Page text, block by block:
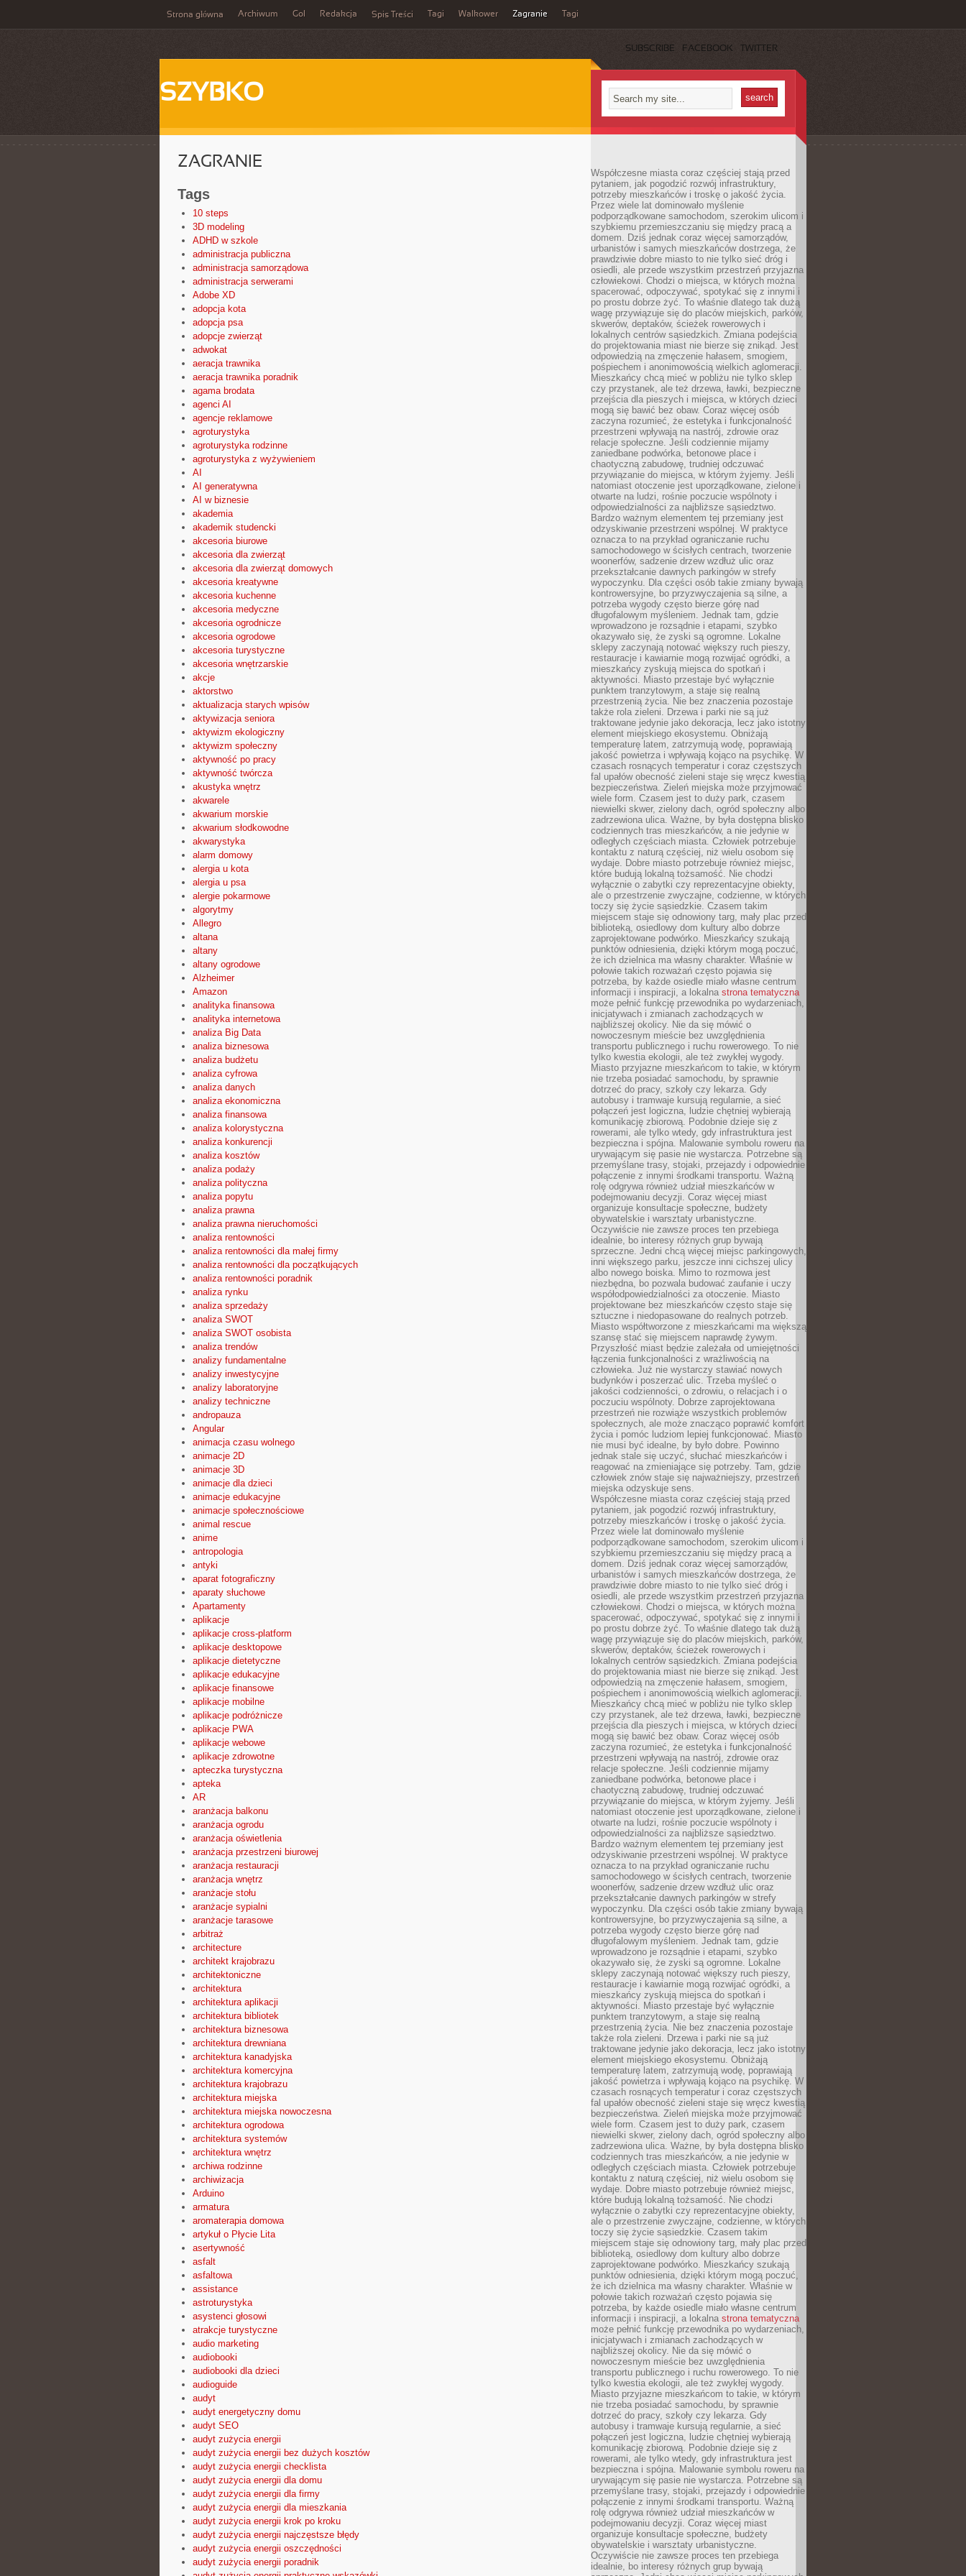
Strona główna Archiwum Gol Redakcja Spis Treści Tagi Walkower Zagranie Tagi
SUBSCRIBE FACEBOOK TWITTER
SZYBKO
ZAGRANIE
Tags
10 steps
3D modeling
ADHD w szkole
administracja publiczna
administracja samorządowa
administracja serwerami
Adobe XD
adopcja kota
adopcja psa
adopcje zwierząt
adwokat
aeracja trawnika
aeracja trawnika poradnik
agama brodata
agenci AI
agencje reklamowe
agroturystyka
agroturystyka rodzinne
agroturystyka z wyżywieniem
AI
AI generatywna
AI w biznesie
akademia
akademik studencki
akcesoria biurowe
akcesoria dla zwierząt
akcesoria dla zwierząt domowych
akcesoria kreatywne
akcesoria kuchenne
akcesoria medyczne
akcesoria ogrodnicze
akcesoria ogrodowe
akcesoria turystyczne
akcesoria wnętrzarskie
akcje
aktorstwo
aktualizacja starych wpisów
aktywizacja seniora
aktywizm ekologiczny
aktywizm społeczny
aktywność po pracy
aktywność twórcza
akustyka wnętrz
akwarele
akwarium morskie
akwarium słodkowodne
akwarystyka
alarm domowy
alergia u kota
alergia u psa
alergie pokarmowe
algorytmy
Allegro
altana
altany
altany ogrodowe
Alzheimer
Amazon
analityka finansowa
analityka internetowa
analiza Big Data
analiza biznesowa
analiza budżetu
analiza cyfrowa
analiza danych
analiza ekonomiczna
analiza finansowa
analiza kolorystyczna
analiza konkurencji
analiza kosztów
analiza podaży
analiza polityczna
analiza popytu
analiza prawna
analiza prawna nieruchomości
analiza rentowności
analiza rentowności dla małej firmy
analiza rentowności dla początkujących
analiza rentowności poradnik
analiza rynku
analiza sprzedaży
analiza SWOT
analiza SWOT osobista
analiza trendów
analizy fundamentalne
analizy inwestycyjne
analizy laboratoryjne
analizy techniczne
andropauza
Angular
animacja czasu wolnego
animacje 2D
animacje 3D
animacje dla dzieci
animacje edukacyjne
animacje społecznościowe
animal rescue
anime
antropologia
antyki
aparat fotograficzny
aparaty słuchowe
Apartamenty
aplikacje
aplikacje cross-platform
aplikacje desktopowe
aplikacje dietetyczne
aplikacje edukacyjne
aplikacje finansowe
aplikacje mobilne
aplikacje podróżnicze
aplikacje PWA
aplikacje webowe
aplikacje zdrowotne
apteczka turystyczna
apteka
AR
aranżacja balkonu
aranżacja ogrodu
aranżacja oświetlenia
aranżacja przestrzeni biurowej
aranżacja restauracji
aranżacja wnętrz
aranżacje stołu
aranżacje sypialni
aranżacje tarasowe
arbitraż
architecture
architekt krajobrazu
architektoniczne
architektura
architektura aplikacji
architektura bibliotek
architektura biznesowa
architektura drewniana
architektura kanadyjska
architektura komercyjna
architektura krajobrazu
architektura miejska
architektura miejska nowoczesna
architektura ogrodowa
architektura systemów
architektura wnętrz
archiwa rodzinne
archiwizacja
Arduino
armatura
aromaterapia domowa
artykuł o Płycie Lita
asertywność
asfalt
asfaltowa
assistance
astroturystyka
asystenci głosowi
atrakcje turystyczne
audio marketing
audiobooki
audiobooki dla dzieci
audioguide
audyt
audyt energetyczny domu
audyt SEO
audyt zużycia energii
audyt zużycia energii bez dużych kosztów
audyt zużycia energii checklista
audyt zużycia energii dla domu
audyt zużycia energii dla firmy
audyt zużycia energii dla mieszkania
audyt zużycia energii krok po kroku
audyt zużycia energii najczęstsze błędy
audyt zużycia energii oszczędności
audyt zużycia energii poradnik
Współczesne miasta coraz częściej stają przed
pytaniem, jak pogodzić rozwój infrastruktury,
potrzeby mieszkańców i troskę o jakość życia.
Przez wiele lat dominowało myślenie
podporządkowane samochodom, szerokim ulicom i
szybkiemu przemieszczaniu się między pracą a
domem. Dziś jednak coraz więcej samorządów,
urbanistów i samych mieszkańców dostrzega, że
prawdziwie dobre miasto to nie tylko sieć dróg i
osiedli, ale przede wszystkim przestrzeń przyjazna
człowiekowi. Chodzi o miejsca, w których można
spacerować, odpoczywać, spotykać się z innymi i
po prostu dobrze żyć. To właśnie dlatego tak dużą
wagę przywiązuje się do placów miejskich, parków,
skwerów, deptaków, ścieżek rowerowych i
lokalnych centrów sąsiedzkich. Zmiana podejścia
do projektowania miast nie bierze się znikąd. Jest
odpowiedzią na zmęczenie hałasem, smogiem,
pośpiechem i anonimowością wielkich aglomeracji.
Mieszkańcy chcą mieć w pobliżu nie tylko sklep
czy przystanek, ale też drzewa, ławki, bezpieczne
przejścia dla pieszych i miejsca, w których dzieci
mogą się bawić bez obaw. Coraz więcej osób
zaczyna rozumieć, że estetyka i funkcjonalność
przestrzeni wpływają na nastrój, zdrowie oraz
relacje społeczne. Jeśli codziennie mijamy
zaniedbane podwórka, betonowe place i
chaotyczną zabudowę, trudniej odczuwać
przywiązanie do miejsca, w którym żyjemy. Jeśli
natomiast otoczenie jest uporządkowane, zielone i
otwarte na ludzi, rośnie poczucie wspólnoty i
odpowiedzialności za najbliższe sąsiedztwo.
Bardzo ważnym elementem tej przemiany jest
odzyskiwanie przestrzeni wspólnej. W praktyce
oznacza to na przykład ograniczanie ruchu
samochodowego w ścisłych centrach, tworzenie
woonerfów, sadzenie drzew wzdłuż ulic oraz
przekształcanie dawnych parkingów w strefy
wypoczynku. Dla części osób takie zmiany bywają
kontrowersyjne, bo przyzwyczajenia są silne, a
potrzeba wygody często bierze górę nad
długofalowym myśleniem. Jednak tam, gdzie
wprowadzono je rozsądnie i etapami, szybko
okazywało się, że zyski są ogromne. Lokalne
sklepy zaczynają notować większy ruch pieszy,
restauracje i kawiarnie mogą rozwijać ogródki, a
mieszkańcy zyskują miejsca do spotkań i
aktywności. Miasto przestaje być wyłącznie
punktem tranzytowym, a staje się realną
przestrzenią życia. Nie bez znaczenia pozostaje
także rola zieleni. Drzewa i parki nie są już
traktowane jedynie jako dekoracja, lecz jako istotny
element miejskiego ekosystemu. Obniżają
temperaturę latem, zatrzymują wodę, poprawiają
jakość powietrza i wpływają kojąco na psychikę. W
czasach rosnących temperatur i coraz częstszych
fal upałów obecność zieleni staje się wręcz kwestią
bezpieczeństwa. Zieleń miejska może przyjmować
wiele form. Czasem jest to duży park, czasem
niewielki skwer, zielony dach, ogród społeczny albo
zadrzewiona ulica. Ważne, by była dostępna blisko
codziennych tras mieszkańców, a nie jedynie w
odległych częściach miasta. Człowiek potrzebuje
kontaktu z naturą częściej, niż wielu osobom się
wydaje. Dobre miasto potrzebuje również miejsc,
które budują lokalną tożsamość. Nie chodzi
wyłącznie o zabytki czy reprezentacyjne obiekty,
ale o przestrzenie zwyczajne, codzienne, w których
toczy się życie sąsiedzkie. Czasem takim
miejscem staje się odnowiony targ, mały plac przed
biblioteką, osiedlowy dom kultury albo dobrze
zaprojektowane podwórko. Mieszkańcy szukają
punktów odniesienia, dzięki którym mogą poczuć,
że ich dzielnica ma własny charakter. Właśnie w
połowie takich rozważań często pojawia się
potrzeba, by każde osiedle miało własne centrum
informacji i inspiracji, a lokalna strona tematyczna
może pełnić funkcję przewodnika po wydarzeniach,
inicjatywach i zmianach zachodzących w
najbliższej okolicy. Nie da się mówić o
nowoczesnym mieście bez uwzględnienia
transportu publicznego i ruchu rowerowego. To nie
tylko kwestia ekologii, ale też zwykłej wygody.
Miasto przyjazne mieszkańcom to takie, w którym
nie trzeba posiadać samochodu, by sprawnie
dotrzeć do pracy, szkoły czy lekarza. Gdy
autobusy i tramwaje kursują regularnie, a sieć
połączeń jest logiczna, ludzie chętniej wybierają
komunikację zbiorową. Podobnie dzieje się z
rowerami, ale tylko wtedy, gdy infrastruktura jest
bezpieczna i spójna. Malowanie symbolu roweru na
urywającym się pasie nie wystarcza. Potrzebne są
przemyślane trasy, stojaki, przejazdy i odpowiednie
połączenie z innymi środkami transportu. Ważną
rolę odgrywa również udział mieszkańców w
podejmowaniu decyzji. Coraz więcej miast
organizuje konsultacje społeczne, budżety
obywatelskie i warsztaty urbanistyczne.
Oczywiście nie zawsze proces ten przebiega
idealnie, bo interesy różnych grup bywają
sprzeczne. Jedni chcą więcej miejsc parkingowych,
inni większego parku, jeszcze inni cichszej ulicy
albo nowego boiska. Mimo to rozmowa jest
niezbędna, bo pozwala budować zaufanie i uczy
współodpowiedzialności za otoczenie. Miasto
projektowane bez mieszkańców często staje się
sztuczne i niedopasowane do realnych potrzeb.
Miasto współtworzone z mieszkańcami ma większą
szansę stać się miejscem naprawdę żywym.
Przyszłość miast będzie zależała od umiejętności
łączenia funkcjonalności z wrażliwością na
człowieka. Już nie wystarczy stawiać nowych
budynków i poszerzać ulic. Trzeba myśleć o
jakości codzienności, o zdrowiu, o relacjach i o
poczuciu wspólnoty. Dobrze zaprojektowana
przestrzeń nie rozwiąże wszystkich problemów
społecznych, ale może znacząco poprawić komfort
życia i pomóc ludziom lepiej funkcjonować. Miasto
nie musi być idealne, by było dobre. Powinno
jednak stale się uczyć, słuchać mieszkańców i
reagować na zmieniające się potrzeby. Tam, gdzie
człowiek znów staje się najważniejszy, przestrzeń
miejska odzyskuje sens.
Współczesne miasta coraz częściej stają przed
pytaniem, jak pogodzić rozwój infrastruktury,
potrzeby mieszkańców i troskę o jakość życia.
Przez wiele lat dominowało myślenie
podporządkowane samochodom, szerokim ulicom i
szybkiemu przemieszczaniu się między pracą a
domem. Dziś jednak coraz więcej samorządów,
urbanistów i samych mieszkańców dostrzega, że
prawdziwie dobre miasto to nie tylko sieć dróg i
osiedli, ale przede wszystkim przestrzeń przyjazna
człowiekowi. Chodzi o miejsca, w których można
spacerować, odpoczywać, spotykać się z innymi i
po prostu dobrze żyć. To właśnie dlatego tak dużą
wagę przywiązuje się do placów miejskich, parków,
skwerów, deptaków, ścieżek rowerowych i
lokalnych centrów sąsiedzkich. Zmiana podejścia
do projektowania miast nie bierze się znikąd. Jest
odpowiedzią na zmęczenie hałasem, smogiem,
pośpiechem i anonimowością wielkich aglomeracji.
Mieszkańcy chcą mieć w pobliżu nie tylko sklep
czy przystanek, ale też drzewa, ławki, bezpieczne
przejścia dla pieszych i miejsca, w których dzieci
mogą się bawić bez obaw. Coraz więcej osób
zaczyna rozumieć, że estetyka i funkcjonalność
przestrzeni wpływają na nastrój, zdrowie oraz
relacje społeczne. Jeśli codziennie mijamy
zaniedbane podwórka, betonowe place i
chaotyczną zabudowę, trudniej odczuwać
przywiązanie do miejsca, w którym żyjemy. Jeśli
natomiast otoczenie jest uporządkowane, zielone i
otwarte na ludzi, rośnie poczucie wspólnoty i
odpowiedzialności za najbliższe sąsiedztwo.
Bardzo ważnym elementem tej przemiany jest
odzyskiwanie przestrzeni wspólnej. W praktyce
oznacza to na przykład ograniczanie ruchu
samochodowego w ścisłych centrach, tworzenie
woonerfów, sadzenie drzew wzdłuż ulic oraz
przekształcanie dawnych parkingów w strefy
wypoczynku. Dla części osób takie zmiany bywają
kontrowersyjne, bo przyzwyczajenia są silne, a
potrzeba wygody często bierze górę nad
długofalowym myśleniem. Jednak tam, gdzie
wprowadzono je rozsądnie i etapami, szybko
okazywało się, że zyski są ogromne. Lokalne
sklepy zaczynają notować większy ruch pieszy,
restauracje i kawiarnie mogą rozwijać ogródki, a
mieszkańcy zyskują miejsca do spotkań i
aktywności. Miasto przestaje być wyłącznie
punktem tranzytowym, a staje się realną
przestrzenią życia. Nie bez znaczenia pozostaje
także rola zieleni. Drzewa i parki nie są już
traktowane jedynie jako dekoracja, lecz jako istotny
element miejskiego ekosystemu. Obniżają
temperaturę latem, zatrzymują wodę, poprawiają
jakość powietrza i wpływają kojąco na psychikę. W
czasach rosnących temperatur i coraz częstszych
fal upałów obecność zieleni staje się wręcz kwestią
bezpieczeństwa. Zieleń miejska może przyjmować
wiele form. Czasem jest to duży park, czasem
niewielki skwer, zielony dach, ogród społeczny albo
zadrzewiona ulica. Ważne, by była dostępna blisko
codziennych tras mieszkańców, a nie jedynie w
odległych częściach miasta. Człowiek potrzebuje
kontaktu z naturą częściej, niż wielu osobom się
wydaje. Dobre miasto potrzebuje również miejsc,
które budują lokalną tożsamość. Nie chodzi
wyłącznie o zabytki czy reprezentacyjne obiekty,
ale o przestrzenie zwyczajne, codzienne, w których
toczy się życie sąsiedzkie. Czasem takim
miejscem staje się odnowiony targ, mały plac przed
biblioteką, osiedlowy dom kultury albo dobrze
zaprojektowane podwórko. Mieszkańcy szukają
punktów odniesienia, dzięki którym mogą poczuć,
że ich dzielnica ma własny charakter. Właśnie w
połowie takich rozważań często pojawia się
potrzeba, by każde osiedle miało własne centrum
informacji i inspiracji, a lokalna strona tematyczna
może pełnić funkcję przewodnika po wydarzeniach,
inicjatywach i zmianach zachodzących w
najbliższej okolicy. Nie da się mówić o
nowoczesnym mieście bez uwzględnienia
transportu publicznego i ruchu rowerowego. To nie
tylko kwestia ekologii, ale też zwykłej wygody.
Miasto przyjazne mieszkańcom to takie, w którym
nie trzeba posiadać samochodu, by sprawnie
dotrzeć do pracy, szkoły czy lekarza. Gdy
autobusy i tramwaje kursują regularnie, a sieć
połączeń jest logiczna, ludzie chętniej wybierają
komunikację zbiorową. Podobnie dzieje się z
rowerami, ale tylko wtedy, gdy infrastruktura jest
bezpieczna i spójna. Malowanie symbolu roweru na
urywającym się pasie nie wystarcza. Potrzebne są
przemyślane trasy, stojaki, przejazdy i odpowiednie
połączenie z innymi środkami transportu. Ważną
rolę odgrywa również udział mieszkańców w
podejmowaniu decyzji. Coraz więcej miast
organizuje konsultacje społeczne, budżety
obywatelskie i warsztaty urbanistyczne.
Oczywiście nie zawsze proces ten przebiega
idealnie, bo interesy różnych grup bywają